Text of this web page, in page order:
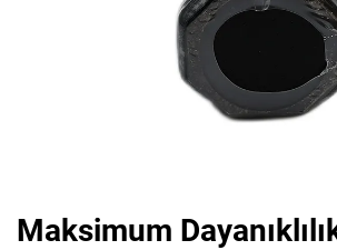
Maksimum